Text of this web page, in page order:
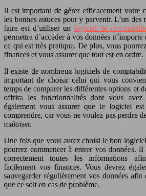
Il est important de gérer efficacement votre
les bonnes astuces pour y parvenir. L’un des
faire est d’utiliser un logiciel de
permettra d’accéder à vos données
ce qui est très pratique. De plus, vous
finances et vous assurer que tout est en ordre.
Il existe de nombreux logiciels de
important de choisir celui qui vous
temps de comparer les différentes options et
offrira les fonctionnalités dont vous avez
également vous assurer que le logiciel
comprendre, car vous ne voulez pas perdre
maîtriser.
Une fois que vous aurez choisi le bon
pourrez commencer à entrer vos données.
correctement toutes les informations
facilement vos finances. Vous devrez
sauvegarder régulièrement vos données
que ce soit en cas de problème.